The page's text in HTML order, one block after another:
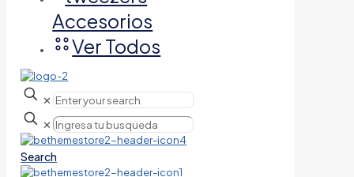
Accesorios
Ver Todos
✕
✕
Search